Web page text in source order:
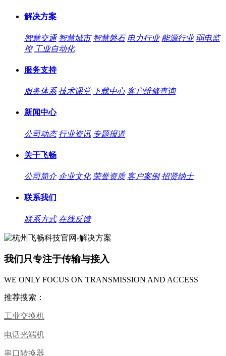
解决方案
智慧交通 智慧城市 智慧磐石 电力行业 能源行业 弱电监
控 工业自动化
服务支持
服务体系 技术课堂 下载中心 客户维修查询
新闻中心
公司动态 行业资讯 专题报道
关于飞畅
公司简介 企业文化 荣誉资质 客户案例 招贤纳士
联系我们
联系方式 在线反馈
我们只专注于传输与接入
WE ONLY FOCUS ON TRANSMISSION AND ACCESS
推荐搜索：
工业交换机
电话光端机
串口转换器